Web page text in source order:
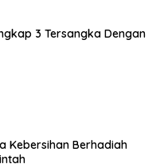
3 Tersangka Dengan
Kebersihan Berhadiah